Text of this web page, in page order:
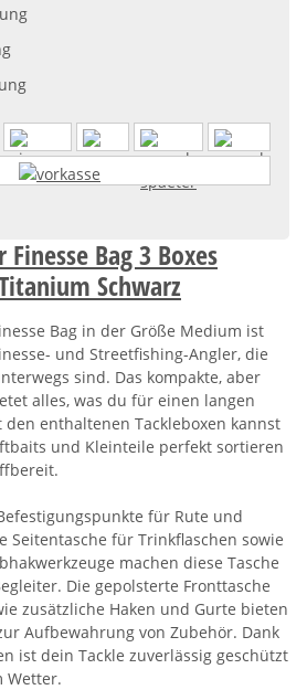
Bag 3 Boxes
Schwarz
Bag in der Größe Medium ist
und Streetfishing-Angler, die
sind. Das kompakte, aber
alles, was du für einen langen
enthaltenen Tackleboxen kannst
und Kleinteile perfekt sortieren
für Rute und
Seitentasche für Trinkflaschen sowie
machen diese Tasche
Die gepolsterte Fronttasche
zusätzliche Haken und Gurte bieten
Aufbewahrung von Zubehör. Dank
ist dein Tackle zuverlässig geschützt
Wetter.